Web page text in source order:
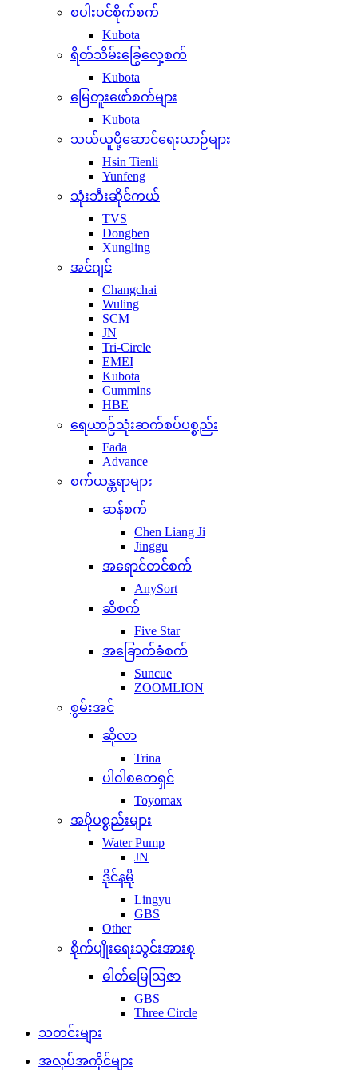
စပါးပင်စိုက်စက်
Kubota
ရိတ်သိမ်းခြွေလှေ့စက်
Kubota
မြေတူးဖော်စက်များ
Kubota
သယ်ယူပို့ဆောင်ရေးယာဉ်များ
Hsin Tienli
Yunfeng
သုံးဘီးဆိုင်ကယ်
TVS
Dongben
Xungling
အင်ဂျင်
Changchai
Wuling
SCM
JN
Tri-Circle
EMEI
Kubota
Cummins
HBE
ရေယာဉ်သုံးဆက်စပ်ပစ္စည်း
Fada
Advance
စက်ယန္တရာများ
ဆန်စက်
Chen Liang Ji
Jinggu
အရောင်တင်စက်
AnySort
ဆီစက်
Five Star
အခြောက်ခံစက်
Suncue
ZOOMLION
စွမ်းအင်
ဆိုလာ
Trina
ပါဝါစတေရှင်
Toyomax
အပိုပစ္စည်းများ
Water Pump
JN
ဒိုင်နမို
Lingyu
GBS
Other
စိုက်ပျိုးရေးသွင်းအားစု
ဓါတ်မြေဩဇာ
GBS
Three Circle
သတင်းများ
အလုပ်အကိုင်များ